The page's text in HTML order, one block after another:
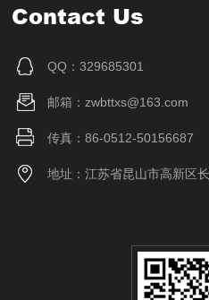
Contact Us
QQ：329685301
邮箱：zwbttxs@163.com
传真：86-0512-50156687
地址：江苏省昆山市高新区